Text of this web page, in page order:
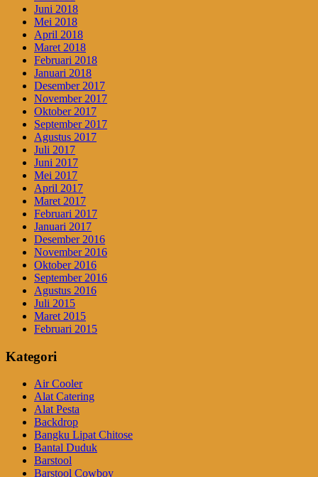
Juni 2018
Mei 2018
April 2018
Maret 2018
Februari 2018
Januari 2018
Desember 2017
November 2017
Oktober 2017
September 2017
Agustus 2017
Juli 2017
Juni 2017
Mei 2017
April 2017
Maret 2017
Februari 2017
Januari 2017
Desember 2016
November 2016
Oktober 2016
September 2016
Agustus 2016
Juli 2015
Maret 2015
Februari 2015
Kategori
Air Cooler
Alat Catering
Alat Pesta
Backdrop
Bangku Lipat Chitose
Bantal Duduk
Barstool
Barstool Cowboy